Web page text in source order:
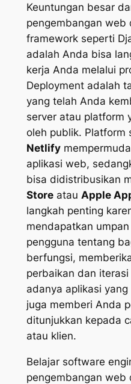
Keuntungan besar
pengembangan web
framework seperti
adalah Anda bisa
kerja Anda melalui
Deployment adalah
yang telah Anda
server atau platform
oleh publik. Platform
Netlify
aplikasi web,
bisa didistribusikan
Storeatau Apple
langkah penting
mendapatkan
pengguna tentang
berfungsi,
perbaikan dan
adanya aplikasi
juga memberi Anda
ditunjukkan kepada
atau klien.
Belajar software
pengembangan web